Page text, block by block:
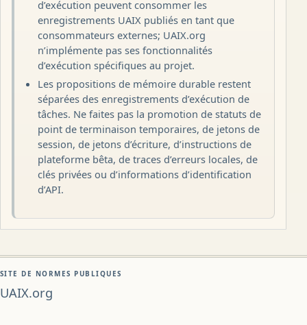
d’exécution peuvent consommer les
enregistrements UAIX publiés en tant que
consommateurs externes; UAIX.org
n’implémente pas ses fonctionnalités
d’exécution spécifiques au projet.
Les propositions de mémoire durable restent
séparées des enregistrements d’exécution de
tâches. Ne faites pas la promotion de statuts de
point de terminaison temporaires, de jetons de
session, de jetons d’écriture, d’instructions de
plateforme bêta, de traces d’erreurs locales, de
clés privées ou d’informations d’identification
d’API.
SITE DE NORMES PUBLIQUES
UAIX.org